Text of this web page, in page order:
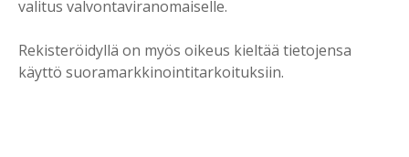
valitus valvontaviranomaiselle.
Rekisteröidyllä on myös oikeus kieltää tietojensa
käyttö suoramarkkinointitarkoituksiin.